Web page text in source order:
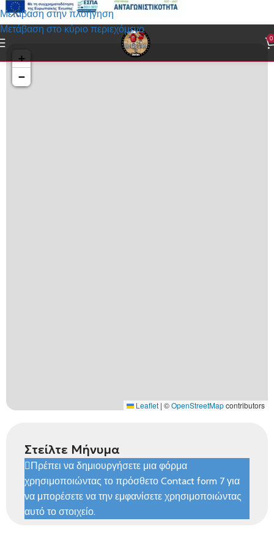
Μετάβαση στην πλοήγηση
Μετάβαση στο κύριο περιεχόμενο
0
+
−
Leaflet | ©OpenStreetMapcontributors
Στείλτε Μήνυμα
Πρέπει να δημιουργήσετε μια φόρμα
χρησιμοποιώντας το πρόσθετο Contact form 7 για
να μπορέσετε να την εμφανίσετε χρησιμοποιώντας
αυτό το στοιχείο.